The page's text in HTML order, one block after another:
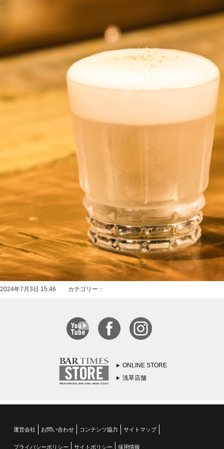
2024年7月3日 15:46 カテゴリー：
ONLINE STORE
浅草店舗
運営会社 お問い合わせ コンテンツ協力 サイトマップ
プライバシーポリシー サイトポリシー 採用情報